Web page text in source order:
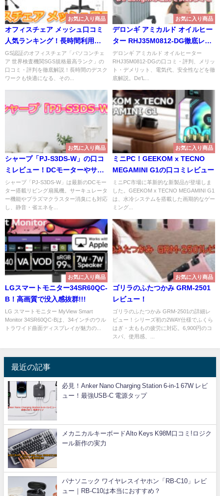
お気に入り商品
オフィスチェア メッシュ口コミ
人気ランキング！長時間利用に
おすすめは？
GS認証のオフィスチェア「パソコンチェ
ア 世界検査機関SGS規格最高ランク」の
口コミ・評判を徹底解説！長時間のデスク
ワークも快適になる、その...
お気に入り商品
デロンギ アミカルド オイルヒー
ター RHJ35M0812-DG徹底レビ
ュー！De'Longhiの暖房で快適
な冬を
デロンギ アミカルド オイルヒーター
RHJ35M0812-DGの口コミ・評判、メリッ
ト・デメリット、電気代、安全性などを徹
底解説。De'L...
お気に入り商品
シャープ「PJ-S3DS-W」の口コ
ミレビュー！DCモーターやサー
キュレーターは？
シャープ「PJ-S3DS-W」は最新のDCモー
ター搭載リビング扇風機。サーキュレータ
ー機能やプラズマクラスター消臭にも対応
し、静音・省エネを...
お気に入り商品
ミニPC！GEEKOM x TECNO
MEGAMINI G1の口コミレビュー
ミニPC市場に革新的な新製品が登場しま
した。GEEKOM x TECNO MEGAMINI G1
は、水冷システムを搭載した画期的なゲー
ミング...
お気に入り商品
LGスマートモニター34SR60QC-
B！高画質で没入感抜群!!!
LG スマートモニター MyView Smart
Monitor 34SR60QC-Bは、34インチのウル
トラワイド曲面ディスプレイが魅力の...
お気に入り商品
ゴリラのふたつかみ GRM-2501
レビュー！
ゴリラのふたつかみ GRM-2501の詳細レ
ビュー！シリーズ初の2WAY仕様でふくら
はぎ・太ももの疲労に対応。6,900円のコ
スパ、使用感、...
最近の記事
必見！Anker Nano Charging Station 6-in-1 67W レビ
ュー！最強USB-C 電源タップ
メカニカルキーボードAlto Keys K98M口コミ!ロジク
ール新作の実力
パナソニック ワイヤレスイヤホン「RB-C10」レビ
ュー｜RB-C10は本当におすすめ？